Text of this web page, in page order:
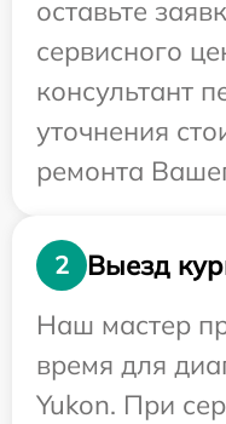
оставьте
сервисного
консультант
уточнения
ремонта
2
Выезд
Наш мастер
время для
Yukon. При